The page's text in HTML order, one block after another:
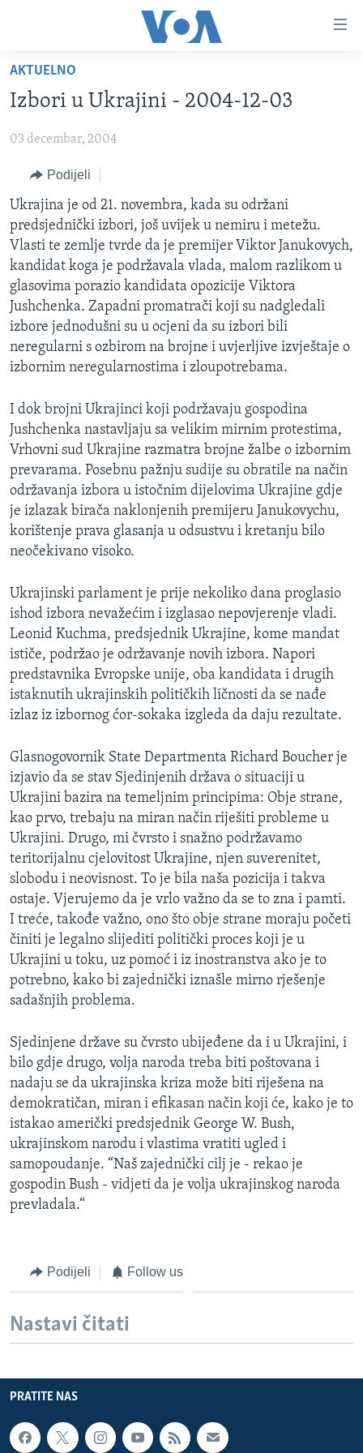
glavni
sadržaj
na
navigaciju
Idi
na
pretragu
TV PROGRAM
FOTOGRAFIJE DANA
VIJESTI
SJEDINJENE AMERIČKE DRŽAVE
BOSNA I HERCEGOVINA
SVIJET
NAUKA I TEHNOLOGIJA
SPECIJALNI PROJEKTI
KORUPCIJA
SLOBODA MEDIJA
ŽENSKA STRANA
IZBJEGLIČKA STRANA
O GLASU AMERIKE
Learning English
PRATITE NAS
AKTUELNO
Izbori u Ukrajini - 2004-12-03
03 decembar, 2004
Podijeli
Ukrajina je od 21. novembra, kada su održani
predsjednički izbori, još uvijek u nemiru i metežu.
Vlasti te zemlje tvrde da je premijer Viktor Janukovych,
kandidat koga je podržavala vlada, malom razlikom u
glasovima porazio kandidata opozicije Viktora
Jushchenka. Zapadni promatrači koji su nadgledali
izbore jednodušni su u ocjeni da su izbori bili
neregularni s ozbirom na brojne i uvjerljive izvještaje o
izbornim neregularnostima i zloupotrebama.
I dok brojni Ukrajinci koji podržavaju gospodina
Jushchenka nastavljaju sa velikim mirnim protestima,
Vrhovni sud Ukrajine razmatra brojne žalbe o izbornim
prevarama. Posebnu pažnju sudije su obratile na način
održavanja izbora u istočnim dijelovima Ukrajine gdje
je izlazak birača naklonjenih premijeru Janukovychu,
korištenje prava glasanja u odsustvu i kretanju bilo
neočekivano visoko.
Ukrajinski parlament je prije nekoliko dana proglasio
ishod izbora nevažećim i izglasao nepovjerenje vladi.
Leonid Kuchma, predsjednik Ukrajine, kome mandat
ističe, podržao je održavanje novih izbora. Napori
predstavnika Evropske unije, oba kandidata i drugih
istaknutih ukrajinskih političkih ličnosti da se nađe
izlaz iz izbornog ćor-sokaka izgleda da daju rezultate.
Glasnogovornik State Departmenta Richard Boucher je
izjavio da se stav Sjedinjenih država o situaciji u
Ukrajini bazira na temeljnim principima: Obje strane,
kao prvo, trebaju na miran način riješiti probleme u
Ukrajini. Drugo, mi čvrsto i snažno podržavamo
teritorijalnu cjelovitost Ukrajine, njen suverenitet,
slobodu i neovisnost. To je bila naša pozicija i takva
ostaje. Vjerujemo da je vrlo važno da se to zna i pamti.
I treće, takođe važno, ono što obje strane moraju početi
činiti je legalno slijediti politički proces koji je u
Ukrajini u toku, uz pomoć i iz inostranstva ako je to
potrebno, kako bi zajednički iznašle mirno rješenje
sadašnjih problema.
Sjedinjene države su čvrsto ubijeđene da i u Ukrajini, i
bilo gdje drugo, volja naroda treba biti poštovana i
nadaju se da ukrajinska kriza može biti riješena na
demokratičan, miran i efikasan način koji će, kako je to
istakao američki predsjednik George W. Bush,
ukrajinskom narodu i vlastima vratiti ugled i
samopoudanje. “Naš zajednički cilj je - rekao je
gospodin Bush - vidjeti da je volja ukrajinskog naroda
prevladala.“
Podijeli Follow us
Nastavi čitati
PRATITE NAS